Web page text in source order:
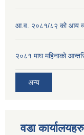
आ.व. २०८१/८२ को आय
२०८१ माघ महिनाको
अन्य
वडा